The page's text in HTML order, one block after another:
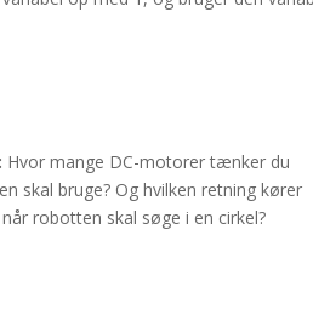
Hvor mange DC-motorer tænker du
skal bruge? Og hvilken retning kører
robotten skal søge i en cirkel?